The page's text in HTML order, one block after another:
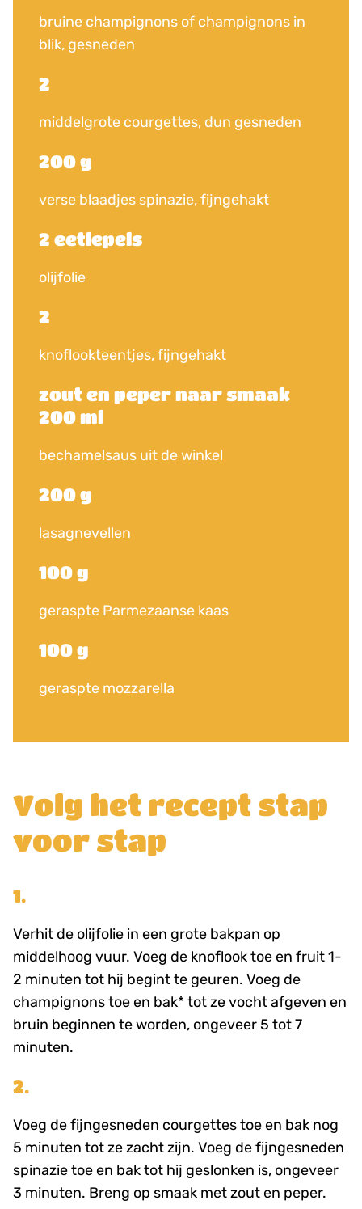
Volg het recept stap
voor stap
1.
Verhit de olijfolie in een grote bakpan op
middelhoog vuur. Voeg de knoflook toe en fruit 1-
2 minuten tot hij begint te geuren. Voeg de
champignons toe en bak* tot ze vocht afgeven en
bruin beginnen te worden, ongeveer 5 tot 7
minuten.
2.
Voeg de fijngesneden courgettes toe en bak nog
5 minuten tot ze zacht zijn. Voeg de fijngesneden
spinazie toe en bak tot hij geslonken is, ongeveer
3 minuten. Breng op smaak met zout en peper.
bruine champignons of champignons in
blik, gesneden
2
middelgrote courgettes, dun gesneden
200 g
verse blaadjes spinazie, fijngehakt
2 eetlepels
olijfolie
2
knoflookteentjes, fijngehakt
zout en peper naar smaak
200 ml
bechamelsaus uit de winkel
200 g
lasagnevellen
100 g
geraspte Parmezaanse kaas
100 g
geraspte mozzarella